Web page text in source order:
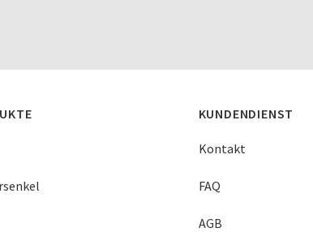
KUNDENDIENST
Kontakt
FAQ
AGB